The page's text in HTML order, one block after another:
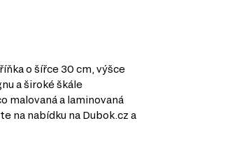
o šířce 30 cm, výšce
a široké škále
malovaná a laminovaná
na nabídku na Dubok.cz a